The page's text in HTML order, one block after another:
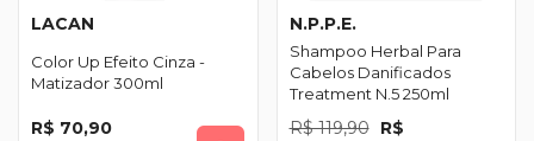
LACAN
Color Up Efeito Cinza -
Matizador 300ml
R$ 70,90
N.P.P.E.
Shampoo Herbal Para
Cabelos Danificados
Treatment N.5 250ml
R$ 119,90 R$